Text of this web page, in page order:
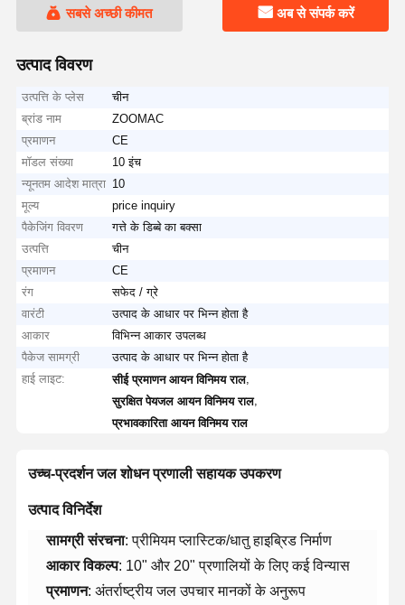
सबसे अच्छी कीमत अब से संपर्क करें
उत्पाद विवरण
उत्पत्ति के प्लेस
चीन
ब्रांड नाम
ZOOMAC
प्रमाणन
CE
मॉडल संख्या
10 इंच
न्यूनतम आदेश मात्रा 10
मूल्य
price inquiry
पैकेजिंग विवरण
गत्ते के डिब्बे का बक्सा
उत्पत्ति
चीन
प्रमाणन
CE
रंग
सफेद / ग्रे
वारंटी
उत्पाद के आधार पर भिन्न होता है
आकार
विभिन्न आकार उपलब्ध
पैकेज सामग्री
उत्पाद के आधार पर भिन्न होता है
हाई लाइट:
सीई प्रमाणन आयन विनिमय राल,
सुरक्षित पेयजल आयन विनिमय राल,
प्रभावकारिता आयन विनिमय राल
उच्च-प्रदर्शन जल शोधन प्रणाली सहायक उपकरण​
​उत्पाद विनिर्देश​
​सामग्री संरचना​​: प्रीमियम प्लास्टिक/धातु हाइब्रिड निर्माण
​आकार विकल्प​​: 10" और 20" प्रणालियों के लिए कई विन्यास
​प्रमाणन​​: अंतर्राष्ट्रीय जल उपचार मानकों के अनुरूप